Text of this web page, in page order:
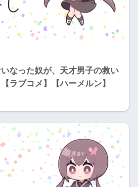
なった奴が、天才男子の救い
ラブコメ】【ハーメルン】